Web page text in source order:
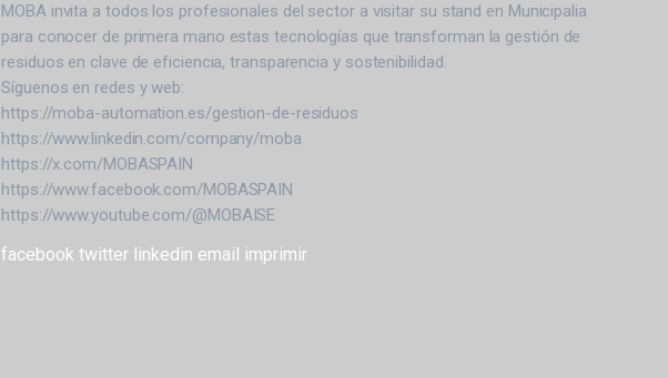
MOBA invita a todos los profesionales del sector a visitar su stand en Municipalia
para conocer de primera mano estas tecnologías que transforman la gestión de
residuos en clave de eficiencia, transparencia y sostenibilidad.
Síguenos en redes y web:
https://moba-automation.es/gestion-de-residuos
https://www.linkedin.com/company/moba
https://x.com/MOBASPAIN
https://www.facebook.com/MOBASPAIN
https://www.youtube.com/@MOBAISE
facebook twitter linkedin email imprimir